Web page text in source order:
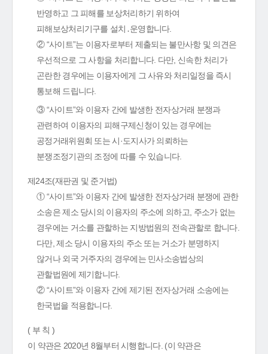
반영하고 그 피해를 보상처리하기 위하여
피해보상처리기구를 설치․운영합니다.
② “사이트”는 이용자로부터 제출되는 불만사항 및 의견은
우선적으로 그 사항을 처리합니다. 다만, 신속한 처리가
곤란한 경우에는 이용자에게 그 사유와 처리일정을 즉시
통보해 드립니다.
③ “사이트”와 이용자 간에 발생한 전자상거래 분쟁과
관련하여 이용자의 피해구제신청이 있는 경우에는
공정거래위원회 또는 시·도지사가 의뢰하는
분쟁조정기관의 조정에 따를 수 있습니다.
제24조(재판권 및 준거법)
① “사이트”와 이용자 간에 발생한 전자상거래 분쟁에 관한
소송은 제소 당시의 이용자의 주소에 의하고, 주소가 없는
경우에는 거소를 관할하는 지방법원의 전속관할로 합니다.
다만, 제소 당시 이용자의 주소 또는 거소가 분명하지
않거나 외국 거주자의 경우에는 민사소송법상의
관할법원에 제기합니다.
② “사이트”와 이용자 간에 제기된 전자상거래 소송에는
한국법을 적용합니다.
( 부 칙 )
이 약관은 2020년 8월부터 시행합니다. (이 약관은